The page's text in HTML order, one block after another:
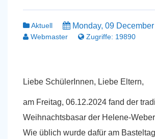
Aktuell Monday, 09
Webmaster Zugriffe: 19890
Liebe SchülerInnen, Liebe Eltern,
am Freitag, 06.12.2024 fand der
Weihnachtsbasar der Helene-
Wie üblich wurde dafür am